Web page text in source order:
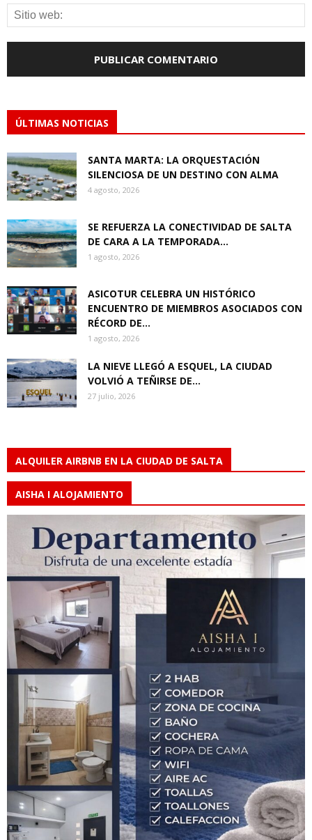
ÚLTIMAS NOTICIAS
SANTA MARTA: LA ORQUESTACIÓN
SILENCIOSA DE UN DESTINO CON ALMA
4 agosto, 2026
SE REFUERZA LA CONECTIVIDAD DE SALTA
DE CARA A LA TEMPORADA...
1 agosto, 2026
ASICOTUR CELEBRA UN HISTÓRICO
ENCUENTRO DE MIEMBROS ASOCIADOS CON
RÉCORD DE...
1 agosto, 2026
LA NIEVE LLEGÓ A ESQUEL, LA CIUDAD
VOLVIÓ A TEÑIRSE DE...
27 julio, 2026
ALQUILER AIRBNB EN LA CIUDAD DE SALTA
AISHA I ALOJAMIENTO